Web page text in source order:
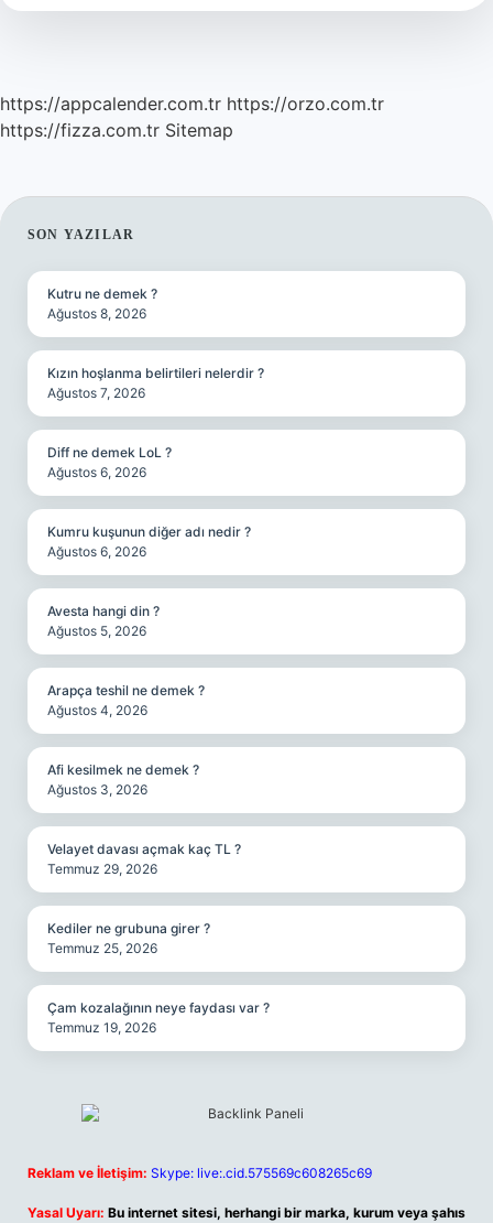
Midir
https://appcalender.com.tr https://orzo.com.tr
https://fizza.com.tr Sitemap
SIDEBAR
SON YAZILAR
Kutru ne demek ?
Ağustos 8, 2026
Kızın hoşlanma belirtileri nelerdir ?
Ağustos 7, 2026
Diff ne demek LoL ?
Ağustos 6, 2026
Kumru kuşunun diğer adı nedir ?
Ağustos 6, 2026
Avesta hangi din ?
Ağustos 5, 2026
Arapça teshil ne demek ?
Ağustos 4, 2026
Afi kesilmek ne demek ?
Ağustos 3, 2026
Velayet davası açmak kaç TL ?
Temmuz 29, 2026
Kediler ne grubuna girer ?
Temmuz 25, 2026
Çam kozalağının neye faydası var ?
Temmuz 19, 2026
Reklam ve İletişim: Skype: live:.cid.575569c608265c69
Yasal Uyarı: Bu internet sitesi, herhangi bir marka, kurum veya şahıs